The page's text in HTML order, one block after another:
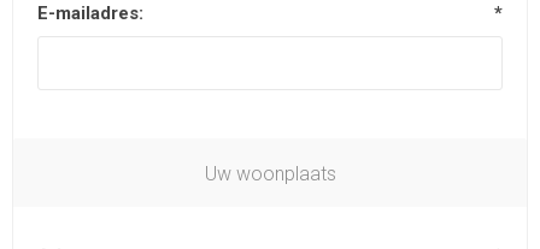
E-mailadres: *
Uw woonplaats